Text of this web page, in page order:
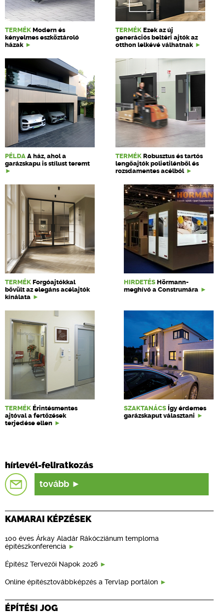
TERMÉK Modern és
kényelmes eszköztároló
házak
TERMÉK Ezek az új
generációs beltéri ajtók az
otthon lelkévé válhatnak
PÉLDA A ház, ahol a
garázskapu is stílust teremt
TERMÉK Robusztus és tartós
lengőajtók polietilénből és
rozsdamentes acélból
TERMÉK Forgóajtókkal
bővült az elegáns acélajtók
kínálata
HIRDETÉS Hörmann-
meghívó a Construmára
TERMÉK Érintésmentes
ajtóval a fertőzések
terjedése ellen
SZAKTANÁCS Így érdemes
garázskaput választani
hírlevél-feliratkozás
tovább
KAMARAI KÉPZÉSEK
100 éves Árkay Aladár Rákócziánum temploma
építészkonferencia
Építész Tervezői Napok 2026
Online építésztovábbképzés a Tervlap portálon
ÉPÍTÉSI JOG